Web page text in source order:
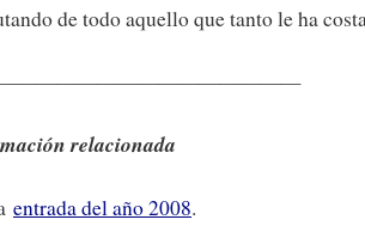
de todo aquello que tanto le ha
relacionada
entrada del año 2008.